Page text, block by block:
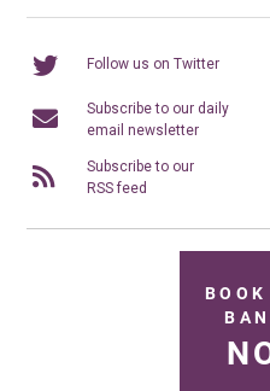
Follow us on Twitter
Subscribe to our daily
email newsletter
Subscribe to our
RSS feed